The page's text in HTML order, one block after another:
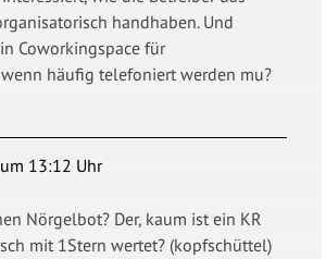
handhaben. Und
Coworkingspace für
häufig telefoniert werden mu?
13:12 Uhr
Nörgelbot? Der, kaum ist ein KR
mit 1Stern wertet? (kopfschüttel)